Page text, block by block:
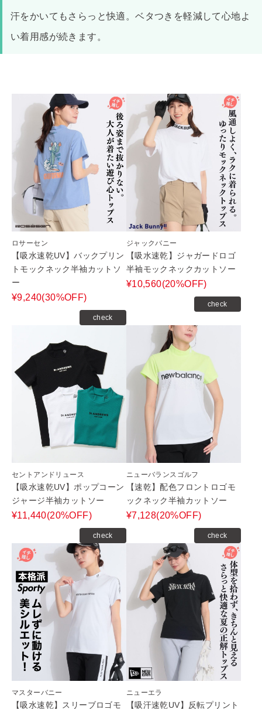
汗をかいてもさらっと快適。ベタつきを軽減して心地よ
い着用感が続きます。
ロサーセン
【吸水速乾UV】バックプリン
トモックネック半袖カットソ
ー
¥9,240(30%OFF)
check
ジャックバニー
【吸水速乾】ジャガードロゴ
半袖モックネックカットソー
¥10,560(20%OFF)
check
セントアンドリュース
【吸水速乾UV】ポップコーン
ジャージ半袖カットソー
¥11,440(20%OFF)
check
ニューバランスゴルフ
【速乾】配色フロントロゴモ
ックネック半袖カットソー
¥7,128(20%OFF)
check
マスターバニー
【吸水速乾】スリーブロゴモ
ニューエラ
【吸汗速乾UV】反転プリント